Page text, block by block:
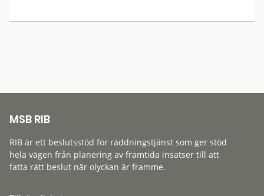
MSB RIB
RIB är ett beslutsstöd för räddningstjänst som ger stöd
hela vägen från planering av framtida insatser till att
fatta rätt beslut när olyckan är framme.